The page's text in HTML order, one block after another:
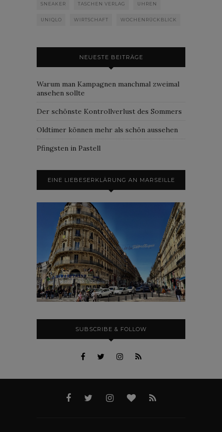
SNEAKER TASCHEN VERLAG UHREN
UNIQLO WIRTSCHAFT WOCHENRÜCKBLICK
NEUESTE BEITRÄGE
Warum man Kampagnen manchmal zweimal
ansehen sollte
Der schönste Kontrollverlust des Sommers
Oldtimer können mehr als schön aussehen
Pfingsten in Pastell
EINE LIEBESERKLÄRUNG AN MARSEILLE
SUBSCRIBE & FOLLOW